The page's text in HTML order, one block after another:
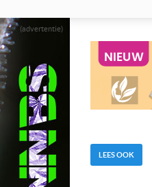
(advertentie)
LEES OOK